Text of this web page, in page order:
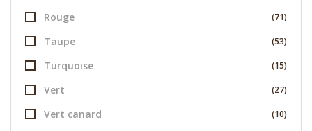
Rouge (71)
Taupe (53)
Turquoise (15)
Vert (27)
Vert canard (10)